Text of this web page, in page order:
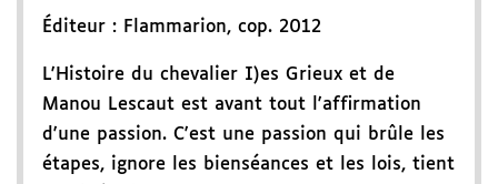
Éditeur : Flammarion, cop. 2012
L'Histoire du chevalier I)es Grieux et de
Manou Lescaut est avant tout l'affirmation
d'une passion. C'est une passion qui brûle les
étapes, ignore les bienséances et les lois, tient